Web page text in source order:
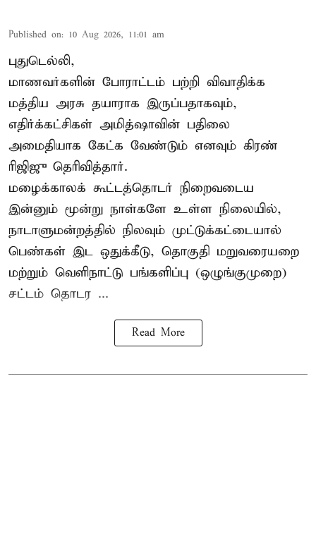
Published on: 10 Aug 2026, 11:01 am
புதுடெல்லி,
மாணவர்களின் போராட்டம் பற்றி விவாதிக்க
மத்திய அரசு தயாராக இருப்பதாகவும்,
எதிர்க்கட்சிகள் அமித்ஷாவின் பதிலை
அமைதியாக கேட்க வேண்டும் எனவும் கிரண்
ரிஜிஜு தெரிவித்தார்.
மழைக்காலக் கூட்டத்தொடர் நிறைவடைய
இன்னும் மூன்று நாள்களே உள்ள நிலையில்,
நாடாளுமன்றத்தில் நிலவும் முட்டுக்கட்டையால்
பெண்கள் இட ஒதுக்கீடு, தொகுதி மறுவரையறை
மற்றும் வெளிநாட்டு பங்களிப்பு (ஒழுங்குமுறை)
சட்டம் தொடர ...
Read More